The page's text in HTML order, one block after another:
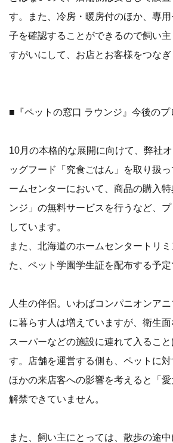
す。また、冷房・暖房付のほか、専
子を確認することができるので飼い
すがいにして、お店とお客様をつなぎ
■『ペットの窓口 ラウンジ』今後の
10月の本格的な展開に向けて、弊社
ッグフード「究食ごはん」を取り扱
ームセンターにおいて、商品の購入
ンジ」の無料サービスを行うなど、
しています。
また、北海道のホームセンタートリ
た、ペット学園学生証を配布する予定
人生の伴侶。いわばコンパニオンア
に暮らす人は増えていますが、衛生面
スーパーなどの施設に連れて入るこ
す。店舗を運営する側も、ペットに対
ほかの来店客への影響を考えると「
解禁できていません。
また、飼い主にとっては、散歩の途